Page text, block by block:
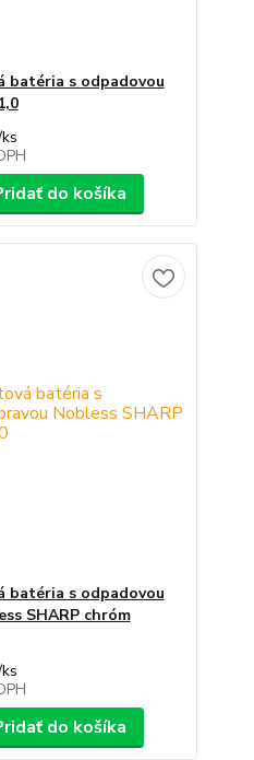
batéria s odpadovou
ks
do košíka
batéria s odpadovou
SHARP chróm
ks
do košíka